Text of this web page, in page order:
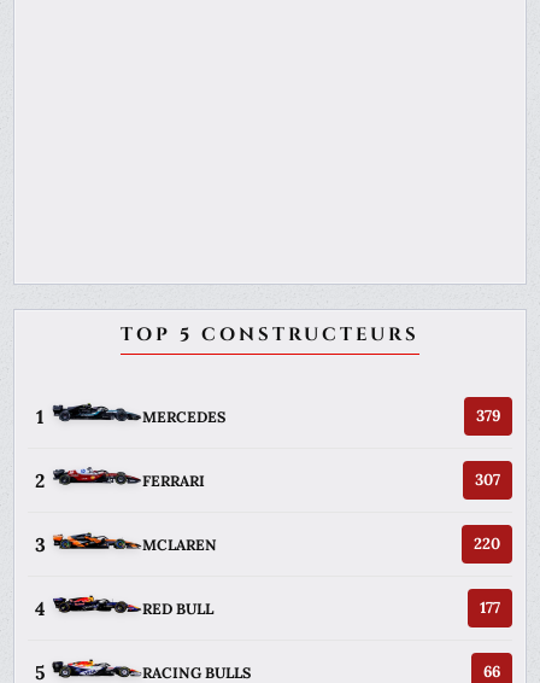
TOP 5 CONSTRUCTEURS
1 MERCEDES 379
2 FERRARI 307
3 MCLAREN 220
4 RED BULL 177
5 RACING BULLS 66